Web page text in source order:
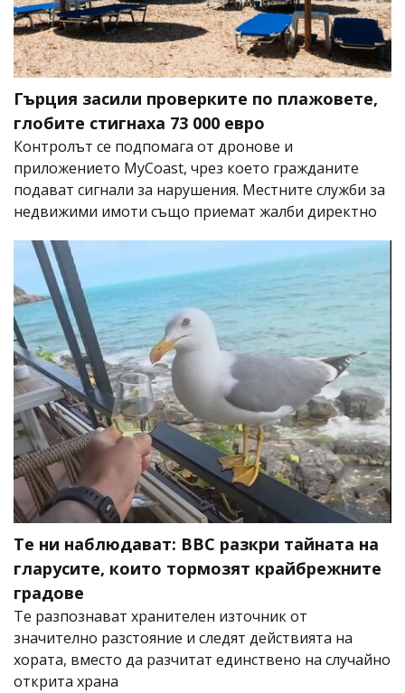
Гърция засили проверките по плажовете,
глобите стигнаха 73 000 евро
Контролът се подпомага от дронове и
приложението MyCoast, чрез което гражданите
подават сигнали за нарушения. Местните служби за
недвижими имоти също приемат жалби директно
Те ни наблюдават: BBC разкри тайната на
гларусите, които тормозят крайбрежните
градове
Те разпознават хранителен източник от
значително разстояние и следят действията на
хората, вместо да разчитат единствено на случайно
открита храна